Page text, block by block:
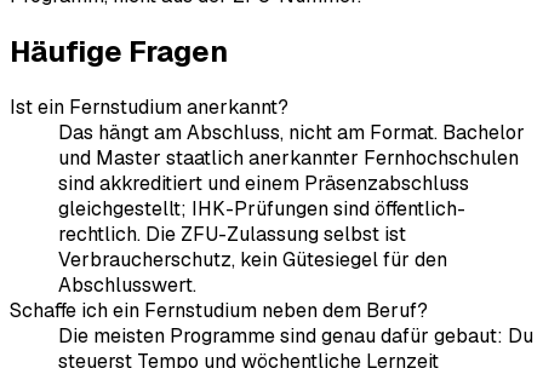
Häufige Fragen
Ist ein Fernstudium anerkannt?
Das hängt am Abschluss, nicht am Format. Bachelor
und Master staatlich anerkannter Fernhochschulen
sind akkreditiert und einem Präsenzabschluss
gleichgestellt; IHK-Prüfungen sind öffentlich-
rechtlich. Die ZFU-Zulassung selbst ist
Verbraucherschutz, kein Gütesiegel für den
Abschlusswert.
Schaffe ich ein Fernstudium neben dem Beruf?
Die meisten Programme sind genau dafür gebaut: Du
steuerst Tempo und wöchentliche Lernzeit